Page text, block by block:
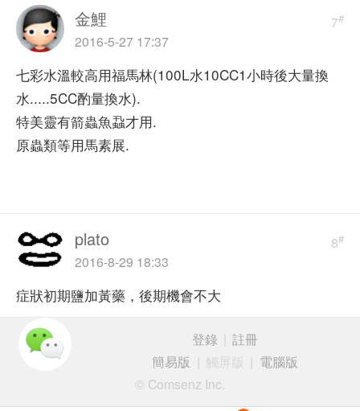
7#
金鯉
2016-5-27 17:37
七彩水溫較高用福馬林(100L水10CC1小時後大量換
水.....5CC酌量換水).
特美靈有箭蟲魚蝨才用.
原蟲類等用馬素展.
8#
plato
2016-8-29 18:33
症狀初期鹽加黃藥，後期機會不大
登錄
註冊
簡易版
觸屏版
電腦版
© Comsenz Inc.